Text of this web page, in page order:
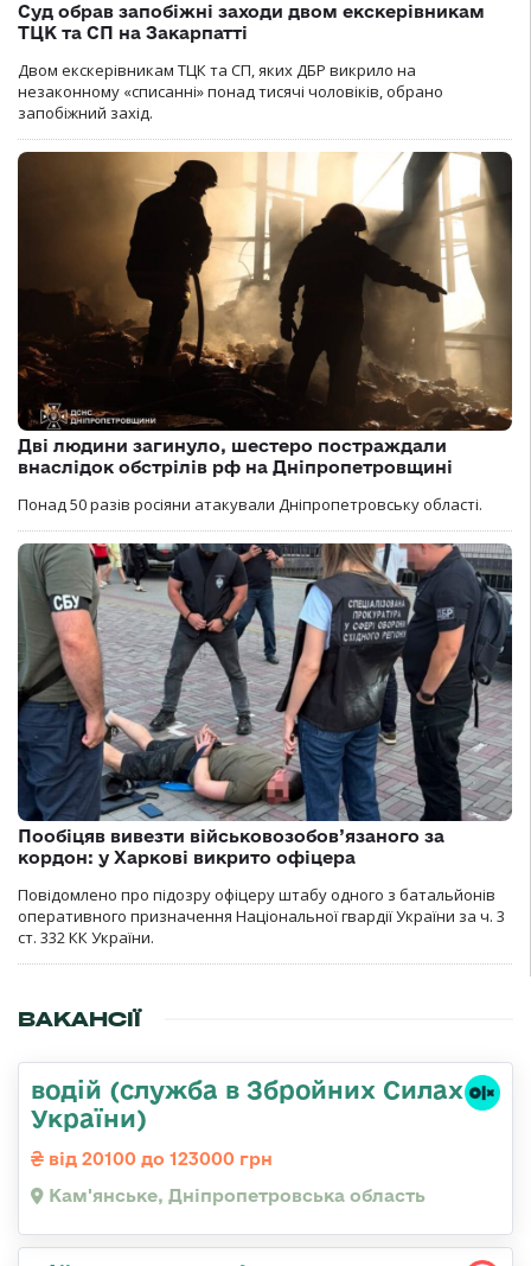
Суд обрав запобіжні заходи двом екскерівникам
ТЦК та СП на Закарпатті
Двом екскерівникам ТЦК та СП, яких ДБР викрило на
незаконному «списанні» понад тисячі чоловіків, обрано
запобіжний захід.
Дві людини загинуло, шестеро постраждали
внаслідок обстрілів рф на Дніпропетровщині
Понад 50 разів росіяни атакували Дніпропетровську області.
Пообіцяв вивезти військовозобов’язаного за
кордон: у Харкові викрито офіцера
Повідомлено про підозру офіцеру штабу одного з батальйонів
оперативного призначення Національної гвардії України за ч. 3
ст. 332 КК України.
ВАКАНСІЇ
водій (служба в Збройних Силах
України)
від 20100 до 123000 грн
Кам'янське, Дніпропетровська область